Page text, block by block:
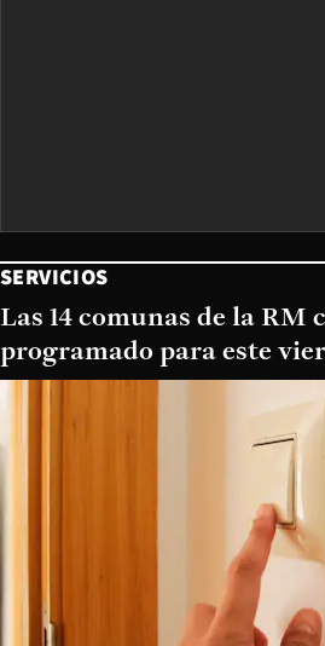
SERVICIOS
Las 14 comunas de la RM
programado para este